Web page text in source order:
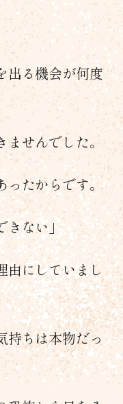
出る機会が何度
ませんでした。
ったからです。
きない」
由にしていまし
持ちは本物だっ